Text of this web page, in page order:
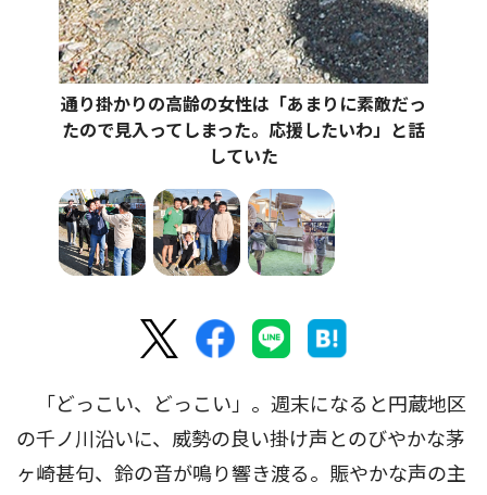
通り掛かりの高齢の女性は「あまりに素敵だっ
たので見入ってしまった。応援したいわ」と話
していた
「どっこい、どっこい」。週末になると円蔵地区
の千ノ川沿いに、威勢の良い掛け声とのびやかな茅
ヶ崎甚句、鈴の音が鳴り響き渡る。賑やかな声の主